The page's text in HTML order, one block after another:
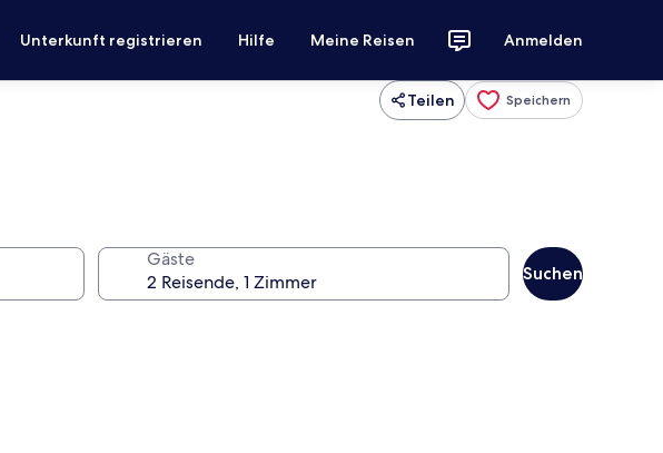
Unterkunft registrieren Hilfe Meine Reisen Anmelden
Teilen Speichern
Gäste
Suchen